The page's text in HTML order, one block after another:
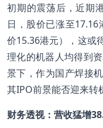
初期的震荡后，近期
日，股价已涨至
价15.36港元），这或
理化的机器人均得到
景下，作为国产焊接
其IPO前景能否迎来转
财务透视：营收猛增